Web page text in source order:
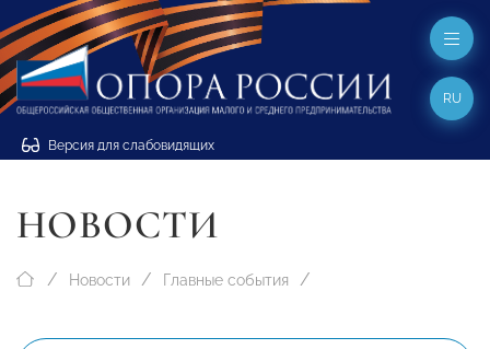
Версия для слабовидящих
RU
НОВОСТИ
Новости Главные события